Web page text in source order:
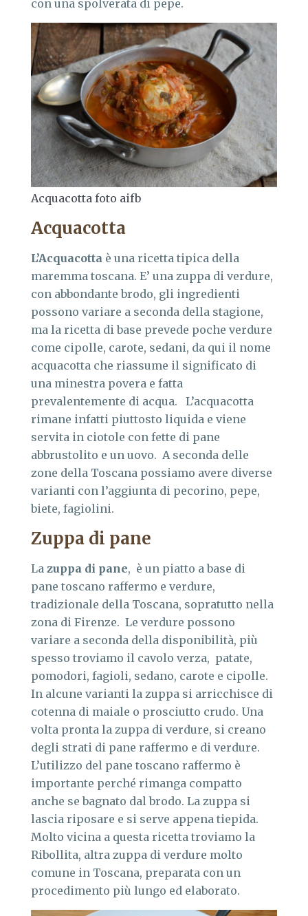
con una spolverata di pepe.
Acquacotta foto aifb
Acquacotta
L’Acquacotta è una ricetta tipica della
maremma toscana. E’ una zuppa di verdure,
con abbondante brodo, gli ingredienti
possono variare a seconda della stagione,
ma la ricetta di base prevede poche verdure
come cipolle, carote, sedani, da qui il nome
acquacotta che riassume il significato di
una minestra povera e fatta
prevalentemente di acqua. L’acquacotta
rimane infatti piuttosto liquida e viene
servita in ciotole con fette di pane
abbrustolito e un uovo. A seconda delle
zone della Toscana possiamo avere diverse
varianti con l’aggiunta di pecorino, pepe,
biete, fagiolini.
Zuppa di pane
La zuppa di pane, è un piatto a base di
pane toscano raffermo e verdure,
tradizionale della Toscana, sopratutto nella
zona di Firenze. Le verdure possono
variare a seconda della disponibilità, più
spesso troviamo il cavolo verza, patate,
pomodori, fagioli, sedano, carote e cipolle.
In alcune varianti la zuppa si arricchisce di
cotenna di maiale o prosciutto crudo. Una
volta pronta la zuppa di verdure, si creano
degli strati di pane raffermo e di verdure.
L’utilizzo del pane toscano raffermo è
importante perché rimanga compatto
anche se bagnato dal brodo. La zuppa si
lascia riposare e si serve appena tiepida.
Molto vicina a questa ricetta troviamo la
Ribollita, altra zuppa di verdure molto
comune in Toscana, preparata con un
procedimento più lungo ed elaborato.